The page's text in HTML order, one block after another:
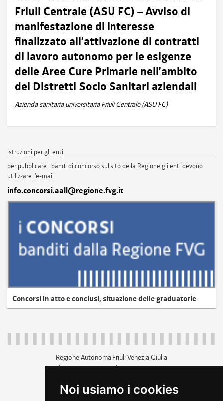
Noi usiamo i cookies
Friuli Centrale (ASU FC) – Avviso di
manifestazione di interesse
finalizzato all’attivazione di contratti
di lavoro autonomo per le esigenze
delle Aree Cure Primarie nell’ambito
dei Distretti Socio Sanitari aziendali
Azienda sanitaria universitaria Friuli Centrale (ASU FC)
istruzioni per gli enti
per pubblicare i bandi di concorso sul sito della Regione gli enti devono
utilizzare l'e-mail
info.concorsi.aall@regione.fvg.it
Concorsi in atto e conclusi, situazione delle graduatorie
Regione Autonoma Friuli Venezia Giulia
c.f. 80014930327; p.iva 00526040324
+39 040 3771111